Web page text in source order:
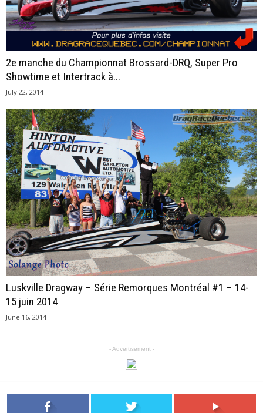
2e manche du Championnat Brossard-DRQ, Super Pro
Showtime et Intertrack à...
July 22, 2014
Luskville Dragway – Série Remorques Montréal #1 – 14-
15 juin 2014
June 16, 2014
- Advertisement -